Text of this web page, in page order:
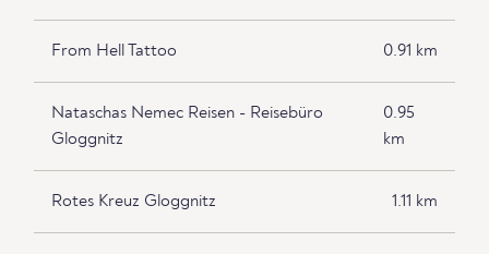
From Hell Tattoo 0.91 km
Nataschas Nemec Reisen - Reisebüro
Gloggnitz
0.95
km
Rotes Kreuz Gloggnitz 1.11 km